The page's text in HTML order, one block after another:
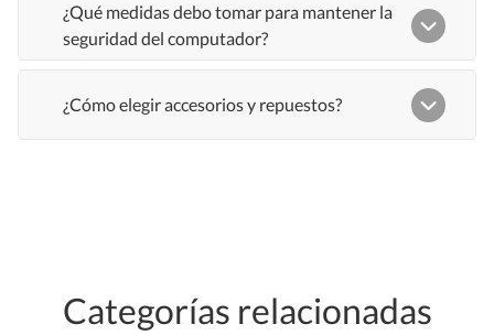
Categorías relacionadas